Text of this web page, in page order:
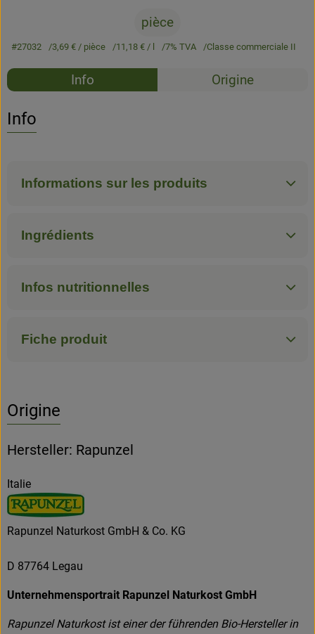
pièce
#27032 3,69 €/ pièce 11,18 €/ l 7% TVA Classe commerciale II
Recettes
Info Origine
Info
Informations sur les produits
Ingrédients
Infos nutritionnelles
Fiche produit
Origine
Hersteller: Rapunzel
Italie
Rapunzel Naturkost GmbH & Co. KG
D 87764 Legau
Unternehmensportrait Rapunzel Naturkost GmbH
Rapunzel Naturkost ist einer der führenden Bio-Hersteller in